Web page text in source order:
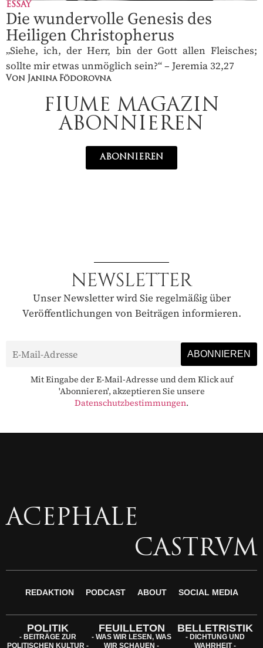
ESSAY
Die wundervolle Genesis des
Heiligen Christopherus
„Siehe, ich, der Herr, bin der Gott allen Fleisches;
sollte mir etwas unmöglich sein?“ – Jeremia 32,27
Von Janina Födorovna
FIUME MAGAZIN
ABONNIEREN
ABONNIEREN
NEWSLETTER
Unser Newsletter wird Sie regelmäßig über
Veröffentlichungen von Beiträgen informieren.
Mit Eingabe der E-Mail-Adresse und dem Klick auf
'Abonnieren', akzeptieren Sie unsere
Datenschutzbestimmungen.
ACEPHALE
CASTRVM
REDAKTION PODCAST ABOUT SOCIAL MEDIA
POLITIK
- BEITRÄGE ZUR
POLITISCHEN KULTUR -
FEUILLETON
- WAS WIR LESEN, WAS
WIR SCHAUEN -
BELLETRISTIK
- DICHTUNG UND
WAHRHEIT -